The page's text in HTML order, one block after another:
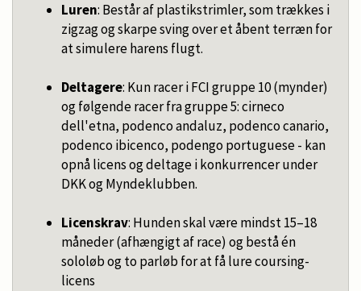
Luren: Består af plastikstrimler, som trækkes i
zigzag og skarpe sving over et åbent terræn for
at simulere harens flugt.
Deltagere: Kun racer i FCI gruppe 10 (mynder)
og følgende racer fra gruppe 5: cirneco
dell'etna, podenco andaluz, podenco canario,
podenco ibicenco, podengo portuguese - kan
opnå licens og deltage i konkurrencer under
DKK og Myndeklubben.
Licenskrav: Hunden skal være mindst 15–18
måneder (afhængigt af race) og bestå én
sololøb og to parløb for at få lure coursing-
licens